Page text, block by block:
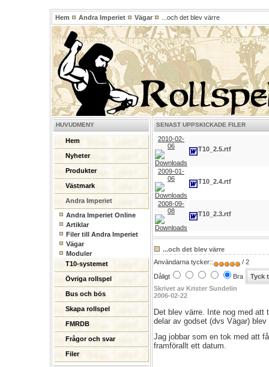
Hem Andra Imperiet Vägar ...och det blev värre
HUVUDMENY
Hem
Nyheter
Produkter
Västmark
Andra Imperiet
Andra Imperiet Online
Artiklar
Filer till Andra Imperiet
Vägar
Moduler
T10-systemet
Övriga rollspel
Bus och bös
Skapa rollspel
FMRDB
Frågor och svar
Filer
SENAST UPPSKICKADE FILER
2010-02-
06
T10_2.5.rtf
2009-01-
06
T10_2.4.rtf
2008-09-
08
T10_2.3.rtf
...och det blev värre
Användarna tycker::
/ 2
Dåligt
Bra
Skrivet av Krister Sundelin
2006-02-22
Det blev värre. Inte nog med att
delar av godset (dvs Vägar)
Jag jobbar som en tok med att
framförallt ett datum.